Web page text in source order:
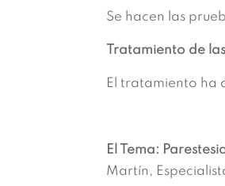
Se hacen las
Tratamiento de
El tratamiento ha
El Tema:
Martín,